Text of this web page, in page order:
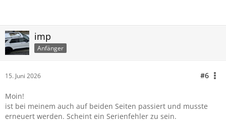
imp
Anfänger
15. Juni 2026 #6
Moin!
ist bei meinem auch auf beiden Seiten passiert und musste
erneuert werden. Scheint ein Serienfehler zu sein.